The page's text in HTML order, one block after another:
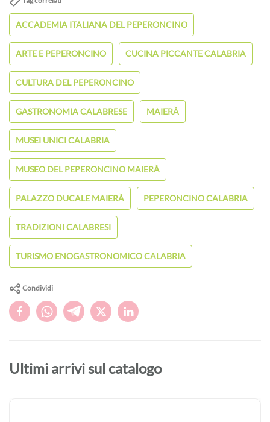
ACCADEMIA ITALIANA DEL PEPERONCINO
ARTE E PEPERONCINO CUCINA PICCANTE CALABRIA
CULTURA DEL PEPERONCINO
GASTRONOMIA CALABRESE MAIERÀ
MUSEI UNICI CALABRIA
MUSEO DEL PEPERONCINO MAIERÀ
PALAZZO DUCALE MAIERÀ PEPERONCINO CALABRIA
TRADIZIONI CALABRESI
TURISMO ENOGASTRONOMICO CALABRIA
Condividi
Ultimi arrivi sul catalogo